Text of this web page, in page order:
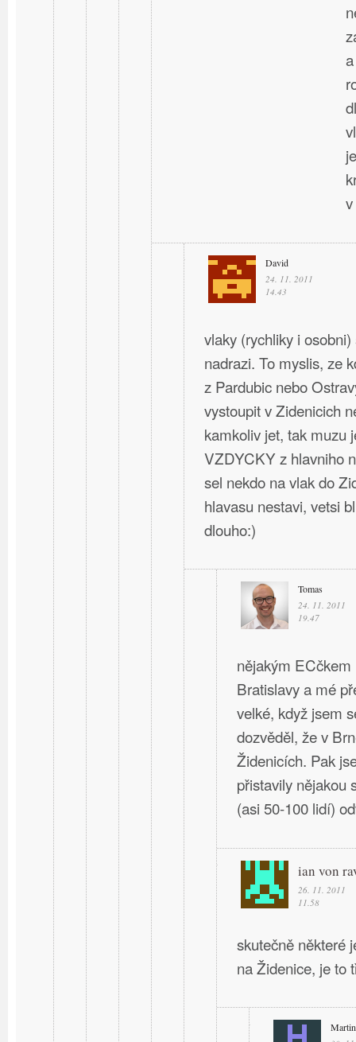
David
24. 11. 2011
14.43
vlaky (rychliky i
nadrazi. To myslis, ze
z Pardubic nebo
vystoupit v Zidenicich
kamkoliv jet, tak muzu
VZDYCKY z hlavniho
sel nekdo na vlak do
hlavasu nestavi, vetsi
dlouho:)
Tomas
24. 11. 2011
19.47
nějakým
Bratislavy a mé
velké, když jsem
dozvěděl, že v
Židenicích. Pak
přistavily nějakou
(asi 50-100 lidí)
ian von
26. 11. 2011
11.58
skutečně některé
na Židenice, je to
Martin